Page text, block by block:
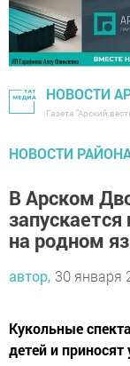
НОВОСТИ
Газета "Арский
НОВОСТИ
В Арском
на родном
автор, 30 января
Кукольные
детей и